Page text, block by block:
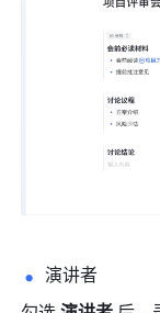
演讲者